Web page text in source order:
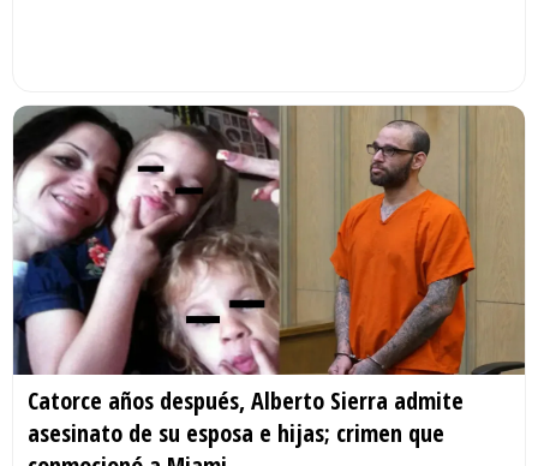
Catorce años después, Alberto Sierra admite
asesinato de su esposa e hijas; crimen que